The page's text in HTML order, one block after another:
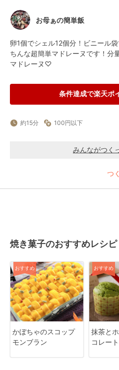
お母ぁの簡単飯
卵1個でシェル12個分！ビニール
ちんな超簡単マドレーヌです！分
マドレーヌ♡
条件達成で楽天ポ
約15分 100円以下
みんながつく
つ
焼き菓子のおすすめレシピ
おすすめ
かぼちゃのスコップ
モンブラン
おすすめ
抹茶と
コレー